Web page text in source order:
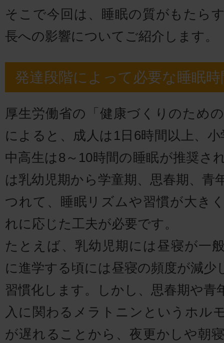
そこで今回は、睡眠の質がもたら
長への影響についてご紹介します。
発達段階によって必要な睡眠
厚生労働省の「健康づくりのため
によると、成人は1日6時間以上、
中高生は8～10時間の睡眠が推奨さ
は乳幼児期から学童期、思春期、青
つれて、睡眠リズムや習慣が大き
れに応じた工夫が必要です。
たとえば、乳幼児期には昼寝が一
に進学する頃には昼寝の頻度が減少
習慣化します。しかし、思春期や青
入に関わるメラトニンというホル
が遅れることから、夜更かしや朝